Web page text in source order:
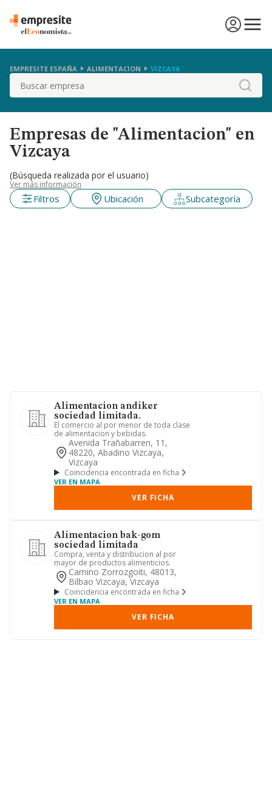
EMPRESITE ESPAÑA ALIMENTACION VIZCAYA
Buscar
Empresas de "Alimentacion" en
Vizcaya
(Búsqueda realizada por el usuario)
Ver más información
Filtros Ubicación Subcategoría
Alimentacion andiker
sociedad limitada.
El comercio al por menor de toda clase
de alimentacion y bebidas.
Avenida Trañabarren, 11,
48220, Abadino Vizcaya,
Vizcaya
Coincidencia encontrada en ficha
VER EN MAPA
VER FICHA
Alimentacion bak-gom
sociedad limitada
Compra, venta y distribucion al por
mayor de productos alimenticios.
Camino Zorrozgoiti, 48013,
Bilbao Vizcaya, Vizcaya
Coincidencia encontrada en ficha
VER EN MAPA
VER FICHA